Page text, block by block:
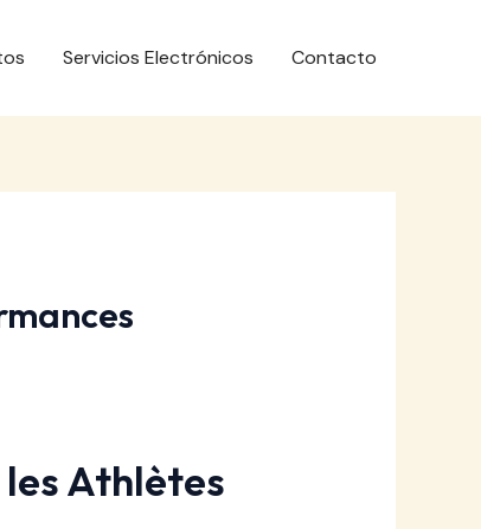
Servicios Electrónicos Contacto
Athlètes